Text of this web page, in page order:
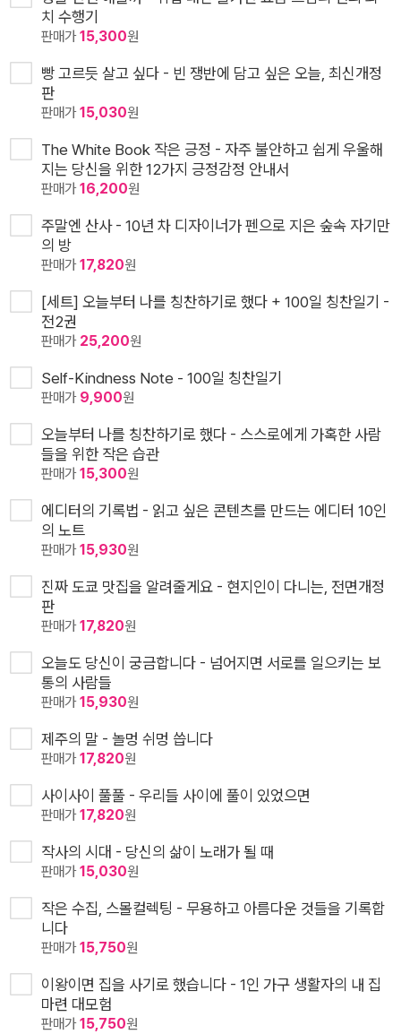
치 수행기
판매가15,300원
빵 고르듯 살고 싶다 - 빈 쟁반에 담고 싶은 오늘, 최신개정
판
판매가15,030원
The White Book 작은 긍정 - 자주 불안하고 쉽게 우울해
지는 당신을 위한 12가지 긍정감정 안내서
판매가16,200원
주말엔 산사 - 10년 차 디자이너가 펜으로 지은 숲속 자기만
의 방
판매가17,820원
[세트] 오늘부터 나를 칭찬하기로 했다 + 100일 칭찬일기 -
전2권
판매가 25,200원
Self-Kindness Note - 100일 칭찬일기
판매가 9,900원
오늘부터 나를 칭찬하기로 했다 - 스스로에게 가혹한 사람
들을 위한 작은 습관
판매가15,300원
에디터의 기록법 - 읽고 싶은 콘텐츠를 만드는 에디터 10인
의 노트
판매가15,930원
진짜 도쿄 맛집을 알려줄게요 - 현지인이 다니는, 전면개정
판
판매가17,820원
오늘도 당신이 궁금합니다 - 넘어지면 서로를 일으키는 보
통의 사람들
판매가15,930원
제주의 말 - 놀멍 쉬멍 씁니다
판매가17,820원
사이사이 풀풀 - 우리들 사이에 풀이 있었으면
판매가17,820원
작사의 시대 - 당신의 삶이 노래가 될 때
판매가15,030원
작은 수집, 스몰컬렉팅 - 무용하고 아름다운 것들을 기록합
니다
판매가15,750원
이왕이면 집을 사기로 했습니다 - 1인 가구 생활자의 내 집
마련 대모험
판매가15,750원